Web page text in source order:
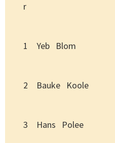
r
1 Yeb Blom
2 Bauke Koole
3 Hans Polee